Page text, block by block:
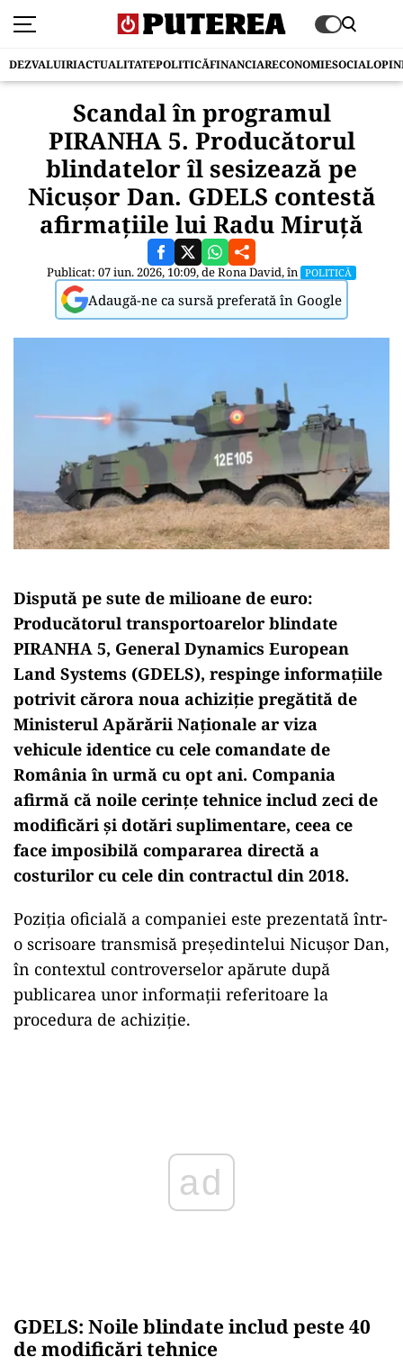
DEZVALUIRIACTUALITATEPOLITICĂFINANCIARECONOMIESOCIAL
Scandal în programul
PIRANHA 5. Producătorul
blindatelor îl sesizează pe
Nicușor Dan. GDELS contestă
afirmațiile lui Radu Miruță
Publicat: 07 iun. 2026, 10:09, deRona David, în POLITICĂ
Adaugă-ne ca sursă preferată în Google
Dispută pe sute de milioane de euro:
Producătorul transportoarelor blindate
PIRANHA 5, General Dynamics European
Land Systems (GDELS), respinge informațiile
potrivit cărora noua achiziție pregătită de
Ministerul Apărării Naționale ar viza
vehicule identice cu cele comandate de
România în urmă cu opt ani. Compania
afirmă că noile cerințe tehnice includ zeci de
modificări și dotări suplimentare, ceea ce
face imposibilă compararea directă a
costurilor cu cele din contractul din 2018.
Poziția oficială a companiei este prezentată într-
o scrisoare transmisă președintelui Nicușor Dan,
în contextul controverselor apărute după
publicarea unor informații referitoare la
procedura de achiziție.
GDELS: Noile blindate includ peste 40
de modificări tehnice